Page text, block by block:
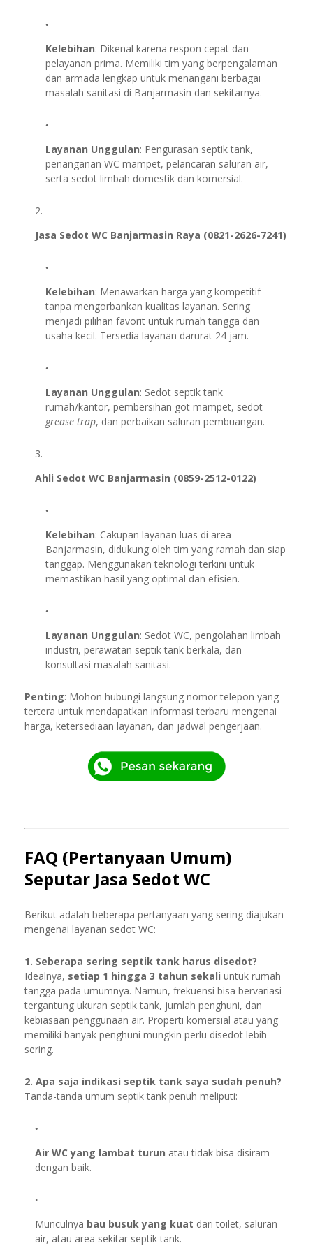
Kelebihan: Dikenal karena respon cepat dan
pelayanan prima. Memiliki tim yang berpengalaman
dan armada lengkap untuk menangani berbagai
masalah sanitasi di Banjarmasin dan sekitarnya.
Layanan Unggulan: Pengurasan septik tank,
penanganan WC mampet, pelancaran saluran air,
serta sedot limbah domestik dan komersial.
Jasa Sedot WC Banjarmasin Raya (0821-2626-7241)
Kelebihan: Menawarkan harga yang kompetitif
tanpa mengorbankan kualitas layanan. Sering
menjadi pilihan favorit untuk rumah tangga dan
usaha kecil. Tersedia layanan darurat 24 jam.
Layanan Unggulan: Sedot septik tank
rumah/kantor, pembersihan got mampet, sedot
grease trap, dan perbaikan saluran pembuangan.
Ahli Sedot WC Banjarmasin (0859-2512-0122)
Kelebihan: Cakupan layanan luas di area
Banjarmasin, didukung oleh tim yang ramah dan siap
tanggap. Menggunakan teknologi terkini untuk
memastikan hasil yang optimal dan efisien.
Layanan Unggulan: Sedot WC, pengolahan limbah
industri, perawatan septik tank berkala, dan
konsultasi masalah sanitasi.
Penting: Mohon hubungi langsung nomor telepon yang
tertera untuk mendapatkan informasi terbaru mengenai
harga, ketersediaan layanan, dan jadwal pengerjaan.
FAQ (Pertanyaan Umum)
Seputar Jasa Sedot WC
Berikut adalah beberapa pertanyaan yang sering diajukan
mengenai layanan sedot WC:
1. Seberapa sering septik tank harus disedot?
Idealnya, setiap 1 hingga 3 tahun sekali untuk rumah
tangga pada umumnya. Namun, frekuensi bisa bervariasi
tergantung ukuran septik tank, jumlah penghuni, dan
kebiasaan penggunaan air. Properti komersial atau yang
memiliki banyak penghuni mungkin perlu disedot lebih
sering.
2. Apa saja indikasi septik tank saya sudah penuh?
Tanda-tanda umum septik tank penuh meliputi:
Air WC yang lambat turun atau tidak bisa disiram
dengan baik.
Munculnya bau busuk yang kuat dari toilet, saluran
air, atau area sekitar septik tank.